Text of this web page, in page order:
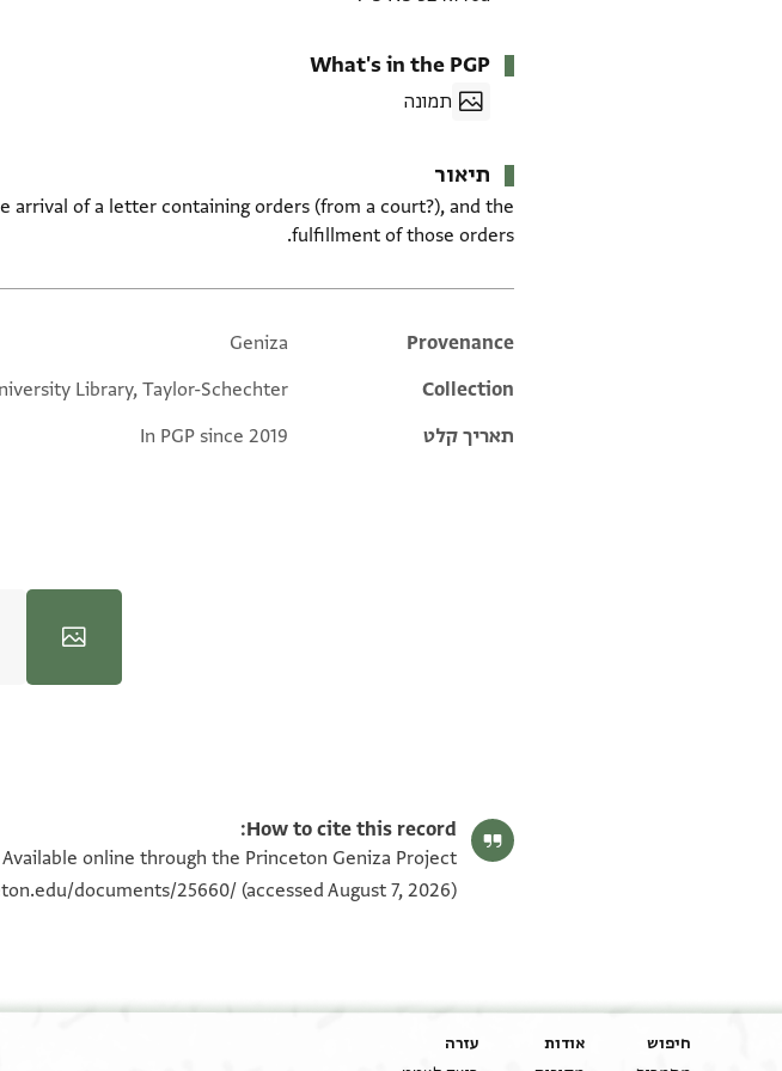
What's in the PGP
תמונה
תיאור
of a letter containing orders (from a court?), and the
fulfillment of those orders.
Additional metadata
Provenance
Geniza
Collection
Library, Taylor-Schechter
תאריך קלט
In PGP since 2019
How to cite this record:
online through the Princeton Geniza Project
documents/25660/ (accessed August 7, 2026).
חיפוש אודות עזרה